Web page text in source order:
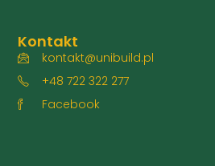
Kontakt
kontakt@unibuild.pl
+48 722 322 277
Facebook